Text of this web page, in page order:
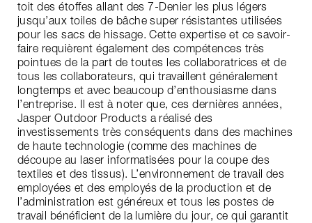
toit des étoffes allant des 7-Denier les plus légers
jusqu’aux toiles de bâche super résistantes utilisées
pour les sacs de hissage. Cette expertise et ce savoir-
faire requièrent également des compétences très
pointues de la part de toutes les collaboratrices et de
tous les collaborateurs, qui travaillent généralement
longtemps et avec beaucoup d’enthousiasme dans
l’entreprise. Il est à noter que, ces dernières années,
Jasper Outdoor Products a réalisé des
investissements très conséquents dans des machines
de haute technologie (comme des machines de
découpe au laser informatisées pour la coupe des
textiles et des tissus). L’environnement de travail des
employées et des employés de la production et de
l’administration est généreux et tous les postes de
travail bénéficient de la lumière du jour, ce qui garantit